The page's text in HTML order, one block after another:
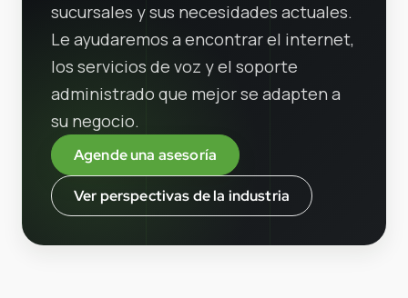
sucursales y sus necesidades actuales.
Le ayudaremos a encontrar el internet,
los servicios de voz y el soporte
administrado que mejor se adapten a
su negocio.
Agende una asesoría
Ver perspectivas de la industria